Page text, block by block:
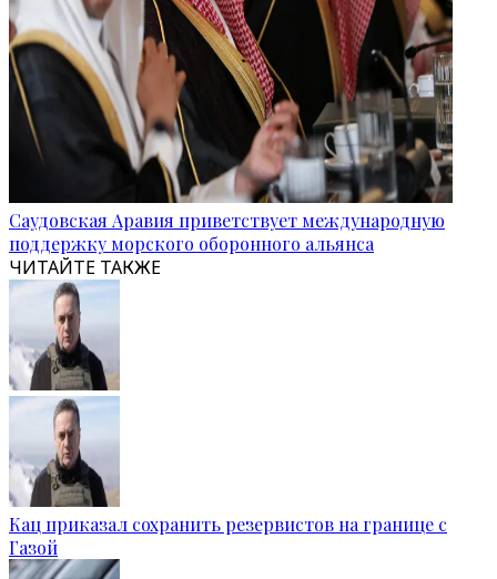
Саудовская Аравия приветствует международную
поддержку морского оборонного альянса
ЧИТАЙТЕ ТАКЖЕ
Кац приказал сохранить резервистов на границе с
Газой